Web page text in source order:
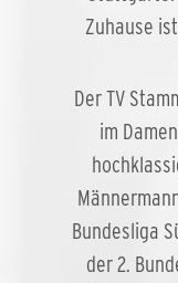
Zuhause
Der TV
im
Bundesliga
der 2.